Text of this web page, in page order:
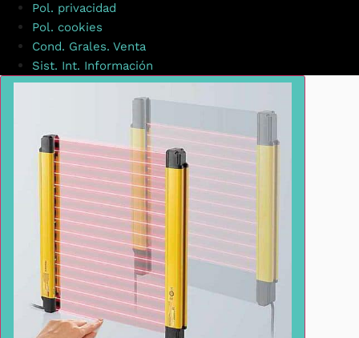
Pol. privacidad
Pol. cookies
Cond. Grales. Venta
Sist. Int. Información